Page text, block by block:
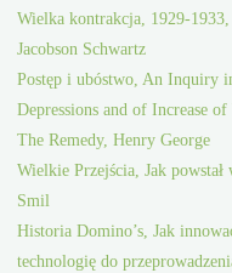
Wielka kontrakcja, 1929-
Jacobson Schwartz
Postęp i ubóstwo, An Inquiry
Depressions and of Increase
The Remedy, Henry George
Wielkie Przejścia, Jak powstał
Smil
Historia Domino’s, Jak
technologię do